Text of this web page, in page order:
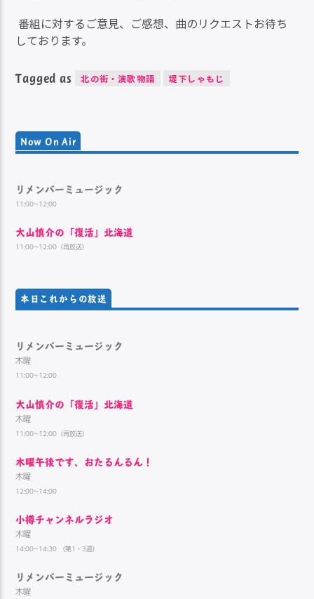
番組に対するご意見、ご感想、曲のリクエストお待ち
しております。
Tagged as 北の街・演歌物語 堤下しゃもじ
Now On Air
リメンバーミュージック
11:00~12:00
大山慎介の「復活」北海道
11:00~12:00（再放送）
本日これからの放送
リメンバーミュージック
木曜
11:00~12:00
大山慎介の「復活」北海道
木曜
11:00~12:00（再放送）
木曜午後です、おたるんるん！
木曜
12:00~14:00
小樽チャンネルラジオ
木曜
14:00~14:30 （第1・3週）
リメンバーミュージック
木曜